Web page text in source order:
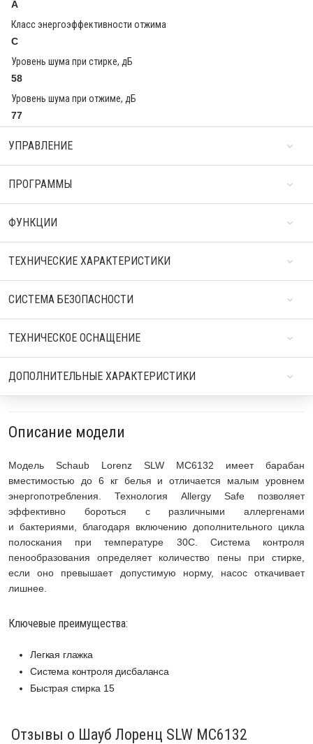
A
Класс энергоэффективности отжима
C
Уровень шума при стирке, дБ
58
Уровень шума при отжиме, дБ
77
УПРАВЛЕНИЕ
ПРОГРАММЫ
ФУНКЦИИ
ТЕХНИЧЕСКИЕ ХАРАКТЕРИСТИКИ
СИСТЕМА БЕЗОПАСНОСТИ
ТЕХНИЧЕСКОЕ ОСНАЩЕНИЕ
ДОПОЛНИТЕЛЬНЫЕ ХАРАКТЕРИСТИКИ
Описание модели
Модель Schaub Lorenz SLW MC6132 имеет барабан
вместимостью до 6 кг белья и отличается малым уровнем
энергопотребления. Технология Allergy Safe позволяет
эффективно бороться с различными аллергенами
и бактериями, благодаря включению дополнительного цикла
полоскания при температуре 30С. Система контроля
пенообразования определяет количество пены при стирке,
если оно превышает допустимую норму, насос откачивает
лишнее.
Ключевые преимущества:
Легкая глажка
Система контроля дисбаланса
Быстрая стирка 15
Отзывы о Шауб Лоренц SLW MC6132